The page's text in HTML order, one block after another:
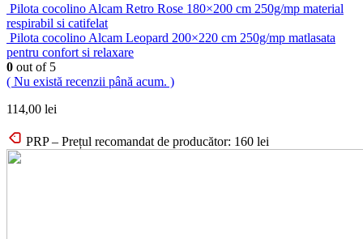
Pilota cocolino Alcam Retro Rose 180×200 cm 250g/mp material
respirabil si catifelat
Pilota cocolino Alcam Leopard 200×220 cm 250g/mp matlasata
pentru confort si relaxare
0 out of 5
( Nu există recenzii până acum. )
114,00 lei
PRP – Prețul recomandat de producător: 160 lei